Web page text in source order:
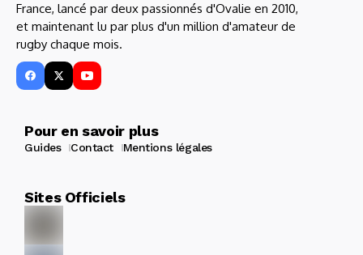
France, lancé par deux passionnés d'Ovalie en 2010,
et maintenant lu par plus d'un million d'amateur de
rugby chaque mois.
Pour en savoir plus
Guides Contact Mentions légales
Sites Officiels